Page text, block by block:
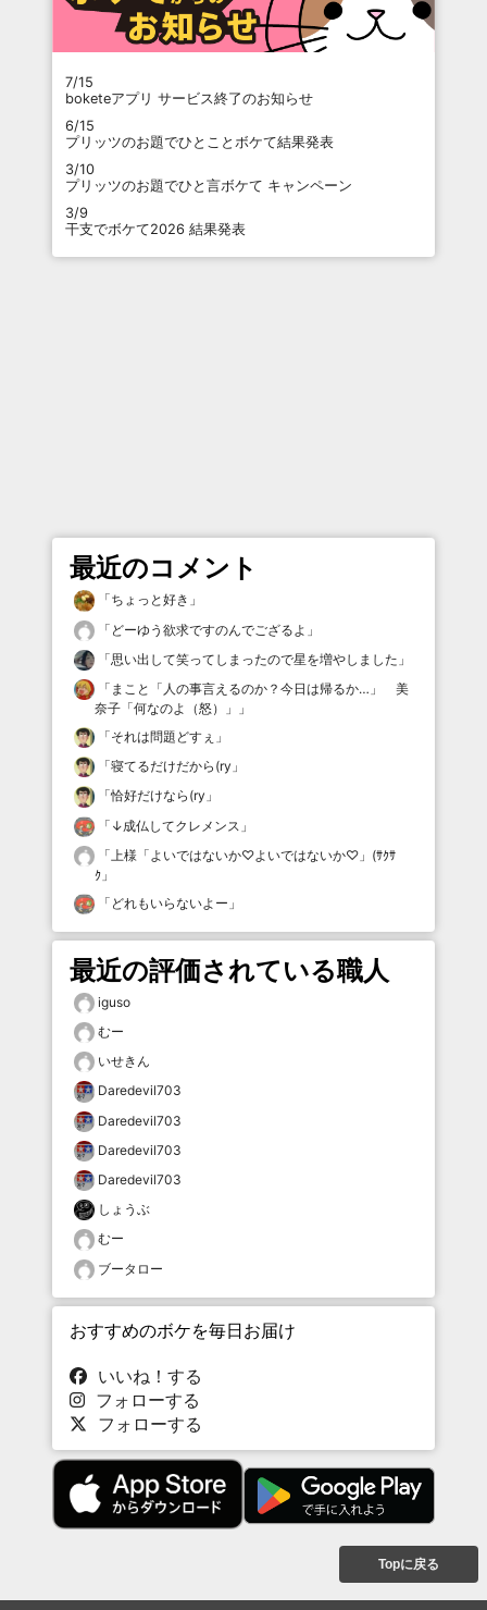
7/15
boketeアプリ サービス終了のお知らせ
6/15
プリッツのお題でひとことボケて結果発表
3/10
プリッツのお題でひと言ボケて キャンペーン
3/9
干支でボケて2026 結果発表
最近のコメント
「ちょっと好き 」
「 どーゆう欲求ですのんでござるよ 」
「思い出して笑ってしまったので星を増やしました 」
「 まこと「人の事言えるのか？今日は帰るか…」 美
奈子「何なのよ（怒）」
」
「それは問題どすぇ 」
「寝てるだけだから(ry 」
「恰好だけなら(ry 」
「 ↓成仏してクレメンス 」
「 上様「よいではないか♡よいではないか♡」(ｻｸｻ
ｸ 」
「 どれもいらないよー 」
最近の評価されている職人
iguso
むー
いせきん
Daredevil703
Daredevil703
Daredevil703
Daredevil703
しょうぶ
むー
ブータロー
おすすめのボケを毎日お届け
いいね！する
フォローする
フォローする
Topに戻る